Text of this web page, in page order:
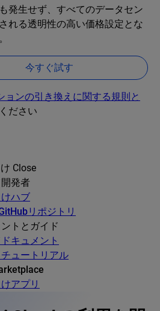
発生せず、すべてのデータセン
れる透明性の高い価格設定とな
今すぐ試す
ョンの引き換えに関する規則と
ださい
Close
発者
ハブ
リポジトリ
ントとガイド
キュメント
ュートリアル
アプリ